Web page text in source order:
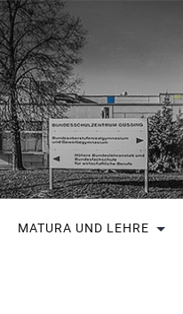
MATURA UND LEHRE